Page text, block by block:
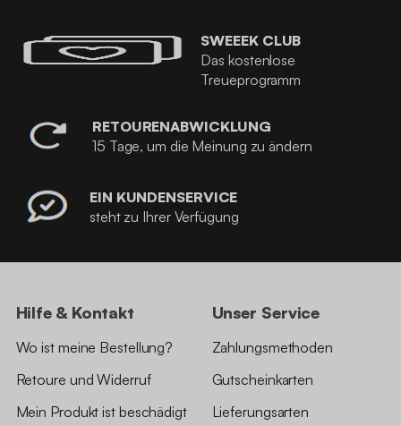
SWEEEK CLUB
Das kostenlose
Treueprogramm
RETOURENABWICKLUNG
15 Tage, um die Meinung zu ändern
EIN KUNDENSERVICE
steht zu Ihrer Verfügung
Hilfe & Kontakt
Wo ist meine Bestellung?
Retoure und Widerruf
Mein Produkt ist beschädigt
Unser Service
Zahlungsmethoden
Gutscheinkarten
Lieferungsarten